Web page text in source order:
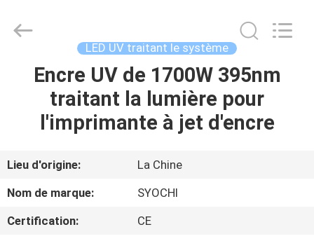
MAISON
PRODUITS
AU
SUJET
DE
Syochi
Electronics
LED UV traitant le système
Encre UV de 1700W 395nm
traitant la lumière pour
l'imprimante à jet d'encre
Lieu d'origine:
La Chine
Nom de marque:
SYOCHI
Certification:
CE